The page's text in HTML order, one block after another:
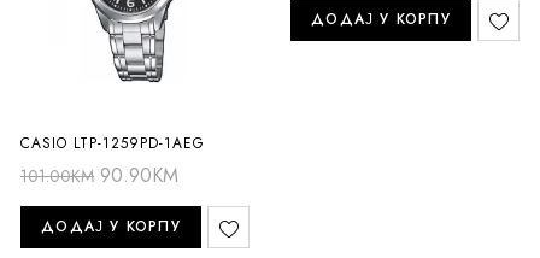
CASIO LTP-1259PD-1AEG
101.00KM 90.90KM
ДОДАЈ У КОРПУ
ДОДАЈ У КОРПУ